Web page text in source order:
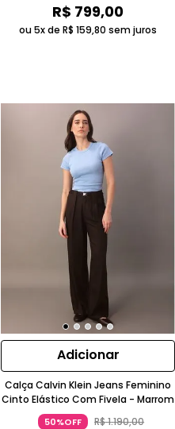
R$ 799,00
ou 5x deR$ 159,80 sem juros
Adicionar
Calça Calvin Klein Jeans Feminino
Cinto Elástico Com Fivela - Marrom
50%OFF R$1.190,00